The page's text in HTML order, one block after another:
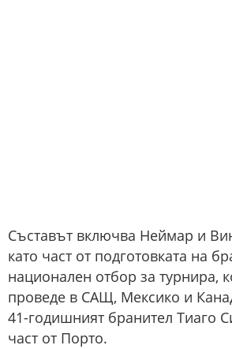
Съставът включва Неймар и
като част от подготовката на
национален отбор за турнира,
проведе в САЩ, Мексико и
41-годишният бранител Тиаго
част от Порто.